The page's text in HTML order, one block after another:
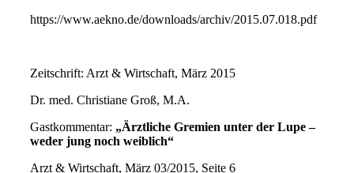
https://www.aekno.de/downloads/archiv/2015.07.018.pdf
Zeitschrift: Arzt & Wirtschaft, März 2015
Dr. med. Christiane Groß, M.A.
Gastkommentar: „Ärztliche Gremien unter der Lupe –
weder jung noch weiblich“
Arzt & Wirtschaft, März 03/2015, Seite 6